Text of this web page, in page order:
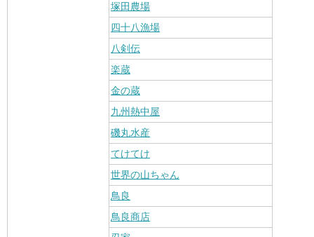
塚田農場
四十八漁場
八剣伝
楽蔵
金の蔵
九州熱中屋
磯丸水産
てけてけ
世界の山ちゃん
鳥良
鳥良商店